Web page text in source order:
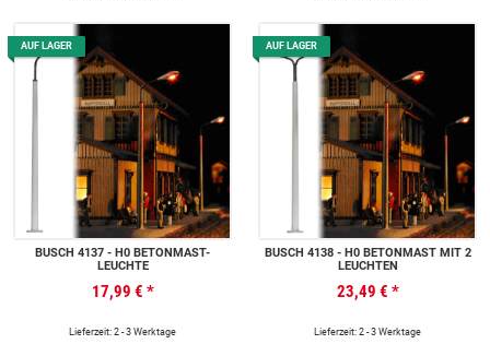
AUF LAGER
BUSCH 4137 - H0 BETONMAST-
LEUCHTE
17,99 € *
Lieferzeit: 2 - 3 Werktage
AUF LAGER
BUSCH 4138 - H0 BETONMAST MIT 2
LEUCHTEN
23,49 € *
Lieferzeit: 2 - 3 Werktage